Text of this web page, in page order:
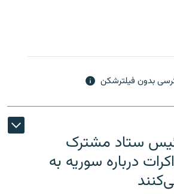
بدون فیلترشکن
ستاد مشترک
درباره سوریه به